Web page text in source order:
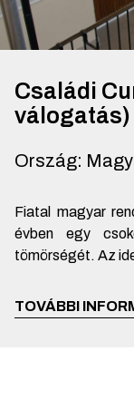
Családi
válogatás)
Ország:
Fiatal magyar
évben egy
tömörségét. Az
TOVÁBBI